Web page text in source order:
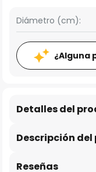
Diámetro (cm):
¿Alguna
Descripción
Detalles del
Reseñas